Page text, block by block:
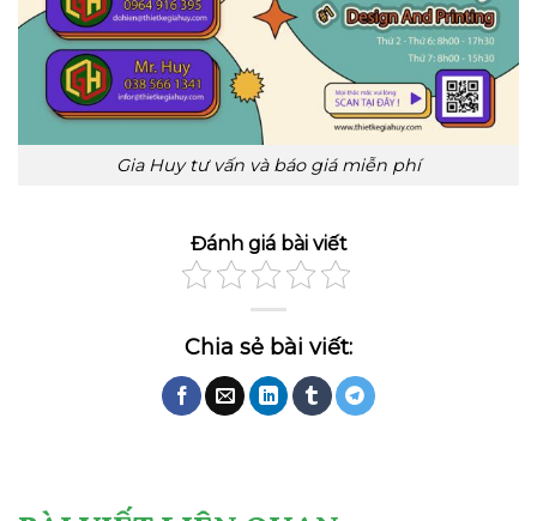
Gia Huy tư vấn và báo giá miễn phí
Đánh giá bài viết